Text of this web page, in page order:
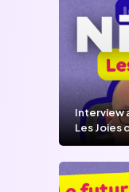
Interview
Les Joies